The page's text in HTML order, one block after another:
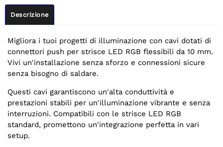
Descrizione
Migliora i tuoi progetti di illuminazione con cavi dotati di
connettori push per strisce LED RGB flessibili da 10 mm.
Vivi un'installazione senza sforzo e connessioni sicure
senza bisogno di saldare.
Questi cavi garantiscono un'alta conduttività e
prestazioni stabili per un'illuminazione vibrante e senza
interruzioni. Compatibili con le strisce LED RGB
standard, promettono un'integrazione perfetta in vari
setup.